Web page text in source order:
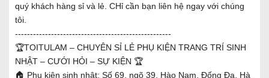
quý khách hàng sỉ và lẻ. CHỉ cần bạn liên hệ ngay với chúng
tôi.
----------------------------------------------------
🏆TOITULAM – CHUYÊN SỈ LẺ PHỤ KIỆN TRANG TRÍ SINH
NHẬT – CƯỚI HỎI – SỰ KIỆN 🏆
🏠 Phụ kiện sinh nhật: Số 69, ngõ 39, Hào Nam, Đống Đa, Hà